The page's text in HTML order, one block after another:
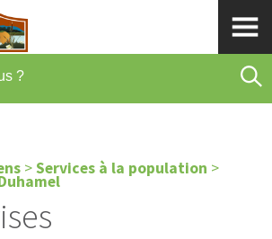
>Services à la population >